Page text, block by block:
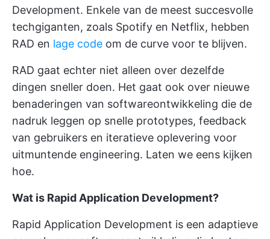
Development. Enkele van de meest succesvolle
techgiganten, zoals Spotify en Netflix, hebben
RAD en lage code om de curve voor te blijven.
RAD gaat echter niet alleen over dezelfde
dingen sneller doen. Het gaat ook over nieuwe
benaderingen van softwareontwikkeling die de
nadruk leggen op snelle prototypes, feedback
van gebruikers en iteratieve oplevering voor
uitmuntende engineering. Laten we eens kijken
hoe.
Wat is Rapid Application Development?
Rapid Application Development is een adaptieve